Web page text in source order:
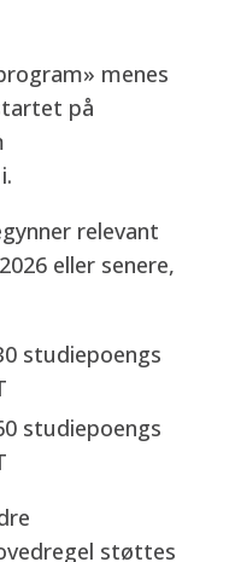
menes
på
relevant
eller senere,
studiepoengs
studiepoengs
støttes